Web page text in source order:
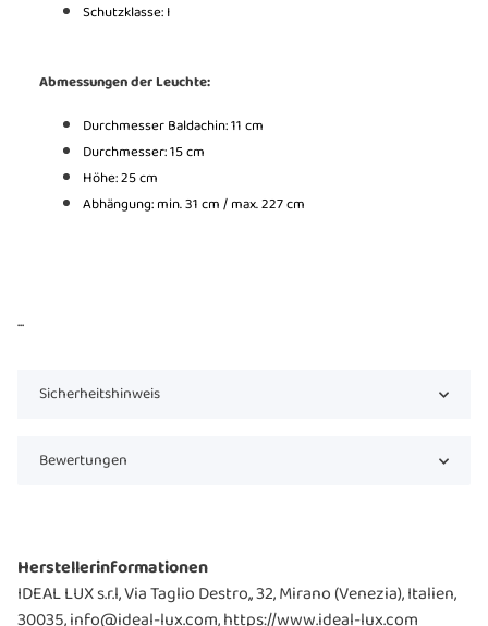
Schutzklasse: I
Abmessungen der Leuchte:
Durchmesser Baldachin: 11 cm
Durchmesser: 15 cm
Höhe: 25 cm
Abhängung: min. 31 cm / max. 227 cm
...
Sicherheitshinweis
Bewertungen
Herstellerinformationen
IDEAL LUX s.r.l, Via Taglio Destro,, 32, Mirano (Venezia), Italien,